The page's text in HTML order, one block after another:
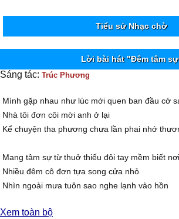
Tiểu sử Nhạc chờ
Lời bài hát "Đêm tâm
Sáng tác: Trúc Phương
Mình gặp nhau như lúc mới quen ban đầu cớ
Nhà tôi đơn côi mời anh ở lại
Kể chuyện tha phương chưa lần phai nhớ
Mang tâm sự từ thuở thiếu đôi tay mềm biết
Nhiều đêm cô đơn tựa song cửa nhỏ
Nhìn ngoài mưa tuôn sao nghe lạnh vào hồn
ĐK:
Xem toàn bộ